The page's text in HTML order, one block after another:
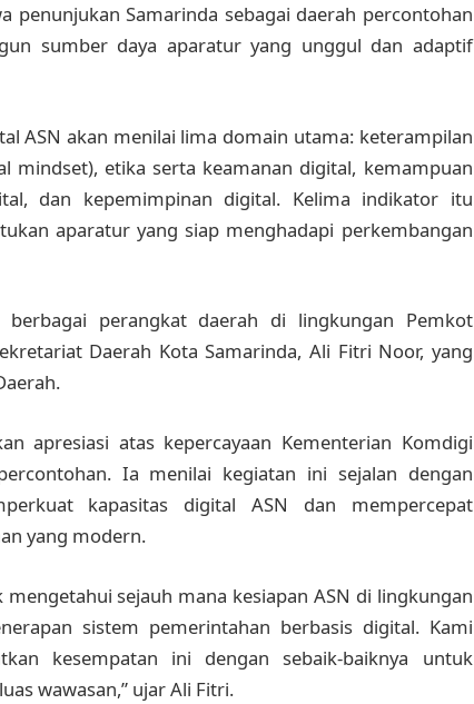
penunjukan Samarinda sebagai daerah percontohan
sumber daya aparatur yang unggul dan adaptif
ASN akan menilai lima domain utama: keterampilan
mindset), etika serta keamanan digital, kemampuan
dan kepemimpinan digital. Kelima indikator itu
aparatur yang siap menghadapi perkembangan
perangkat daerah di lingkungan Pemkot
Daerah Kota Samarinda, Ali Fitri Noor, yang
apresiasi atas kepercayaan Kementerian Komdigi
Ia menilai kegiatan ini sejalan dengan
kapasitas digital ASN dan mempercepat
yang modern.
sejauh mana kesiapan ASN di lingkungan
sistem pemerintahan berbasis digital. Kami
kesempatan ini dengan sebaik-baiknya untuk
wawasan,” ujar Ali Fitri.